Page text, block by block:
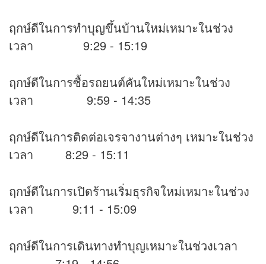
ฤกษ์ดีในการทำบุญขึ้นบ้านใหม่เหมาะในช่วง
เวลา 9:29 - 15:19
ฤกษ์ดีในการซื้อรถยนต์คันใหม่เหมาะในช่วง
เวลา 9:59 - 14:35
ฤกษ์ดีในการติดต่อเจรจางานต่างๆ เหมาะในช่วง
เวลา 8:29 - 15:11
ฤกษ์ดีในการเปิดร้านเริ่มธุรกิจใหม่เหมาะในช่วง
เวลา 9:11 - 15:09
ฤกษ์ดีในการเดินทางทำบุญเหมาะในช่วงเวลา